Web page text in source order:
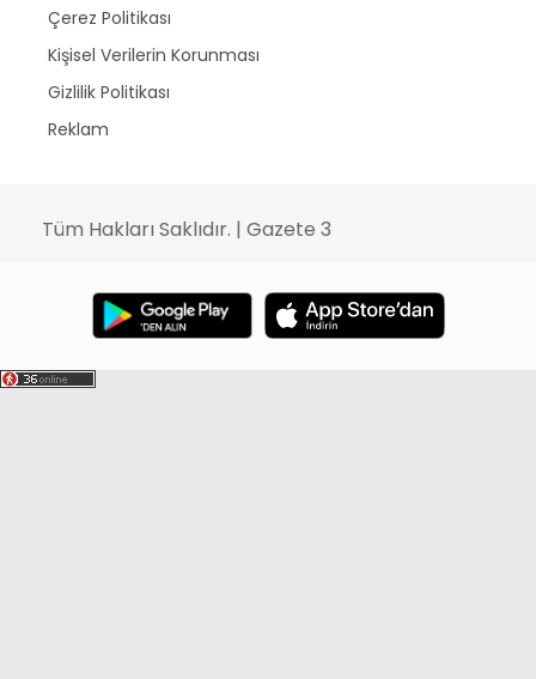
Çerez Politikası
Kişisel Verilerin Korunması
Gizlilik Politikası
Reklam
Tüm Hakları Saklıdır. | Gazete 3